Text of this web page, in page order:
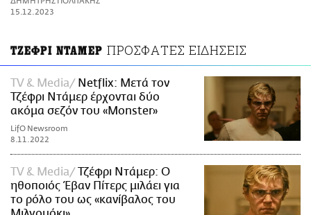
ΑΜΠΑ
15.12.2023
ΤΖΕΦΡΙ ΝΤΑΜΕΡ ΠΡΟΣΦΑΤΕΣ ΕΙΔΗΣΕΙΣ
TV & Media
Netflix: Μετά τον
Τζέφρι Ντάμερ έρχονται δύο
ακόμα σεζόν του «Monster»
LifO Newsroom
8.11.2022
TV & Media
Τζέφρι Ντάμερ: Ο
ηθοποιός Έβαν Πίτερς μιλάει για
το ρόλο του ως «κανίβαλος του